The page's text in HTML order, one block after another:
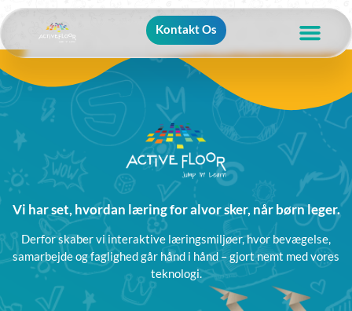
Kontakt Os
Vi har set, hvordan læring for alvor sker, når børn leger.
Derfor skaber vi interaktive læringsmiljøer, hvor bevægelse,
samarbejde og faglighed går hånd i hånd – gjort nemt med vores
teknologi.